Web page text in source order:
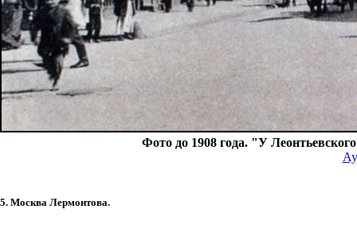
Фото до 1908 года. "У
5. Москва Лермонтова.